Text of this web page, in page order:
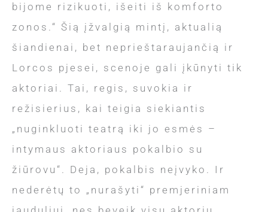
bijome rizikuoti, išeiti iš komforto
zonos.“ Šią įžvalgią mintį, aktualią
šiandienai, bet neprieštaraujančią ir
Lorcos pjesei, scenoje gali įkūnyti tik
aktoriai. Tai, regis, suvokia ir
režisierius, kai teigia siekiantis
„nuginkluoti teatrą iki jo esmės –
intymaus aktoriaus pokalbio su
žiūrovu“. Deja, pokalbis neįvyko. Ir
nederėtų to „nurašyti“ premjeriniam